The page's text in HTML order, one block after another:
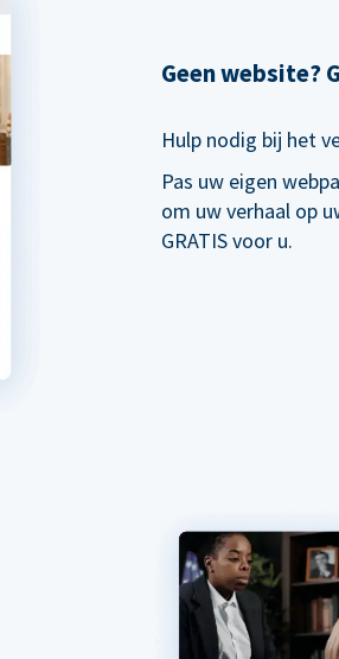
Geen website?
Hulp nodig bij het
Pas uw eigen
om uw verhaal op
GRATIS voor u.